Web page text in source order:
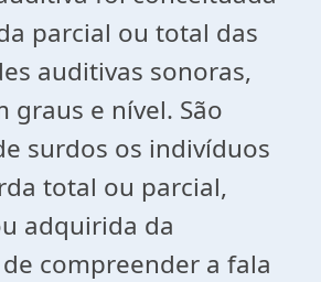
parcial ou total das
auditivas sonoras,
graus e nível. São
surdos os indivíduos
total ou parcial,
adquirida da
compreender a fala